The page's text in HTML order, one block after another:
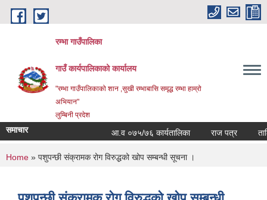
Skip to main content
रम्भा गाउँपालिका
गाउँ कार्यपालिकाको कार्यालय
"रम्भा गाउँपालिकाको शान ,सुखी रम्भाबासि समृद्ध रम्भा हाम्रो
अभियान"
लुम्बिनी प्रदेश
समाचार आ.व ०७५/७६ कार्यतालिका राज पत्र
You are here
Home » पशुपन्छी संक्रामक रोग विरुद्धको खोप सम्बन्धी सूचना ।